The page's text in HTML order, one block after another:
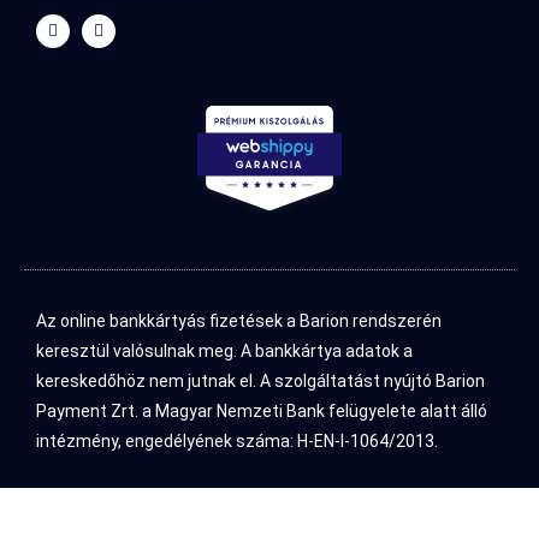
Az online bankkártyás fizetések a Barion rendszerén
keresztül valósulnak meg. A bankkártya adatok a
kereskedőhöz nem jutnak el. A szolgáltatást nyújtó Barion
Payment Zrt. a Magyar Nemzeti Bank felügyelete alatt álló
intézmény, engedélyének száma: H-EN-I-1064/2013.